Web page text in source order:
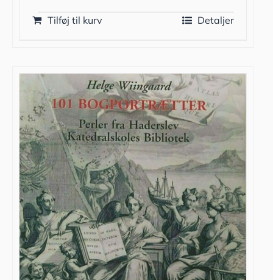
Tilføj til kurv Detaljer